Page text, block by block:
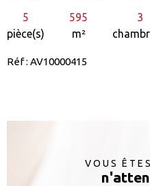
5
pièce(s)
595
m²
3
Réf : AV10000415
VOUS